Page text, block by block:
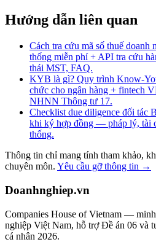
Hướng dẫn liên quan
Cách tra cứu mã số thuế doanh
thống miễn phí + API tra cứu
thái MST, FAQ.
KYB là gì? Quy trình Know-
chức cho ngân hàng + fintech
NHNN Thông tư 17.
Checklist due diligence đối tác
khi ký hợp đồng — pháp lý, tài
thống.
Thông tin chỉ mang tính tham khảo,
chuyên môn. Yêu cầu gỡ thông tin →
Doanhnghiep.vn
Companies House of Vietnam —
nghiệp Việt Nam, hỗ trợ Đề án 06 và
cá nhân 2026.